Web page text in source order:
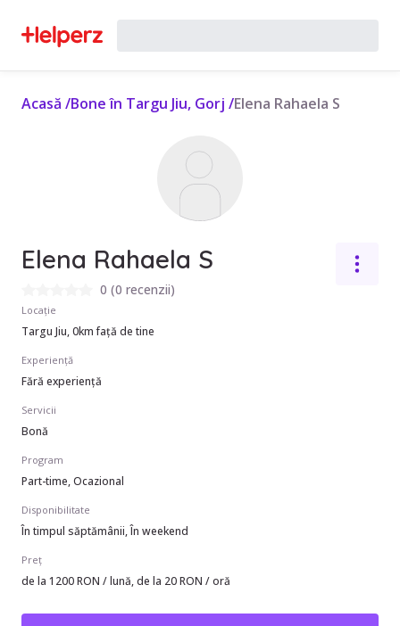
Acasă /Bone în Targu Jiu, Gorj /Elena Rahaela S
Elena Rahaela S
0 (0 recenzii)
Locație
Targu Jiu, 0km față de tine
Experiență
Fără experiență
Servicii
Bonă
Program
Part-time, Ocazional
Disponibilitate
În timpul săptămânii, În weekend
Preț
de la 1200 RON / lună, de la 20 RON / oră